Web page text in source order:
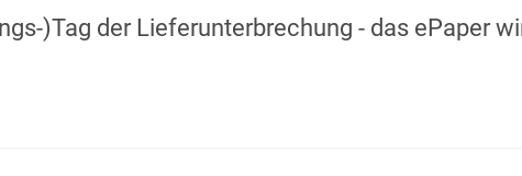
)Tag der Lieferunterbrechung - das ePaper